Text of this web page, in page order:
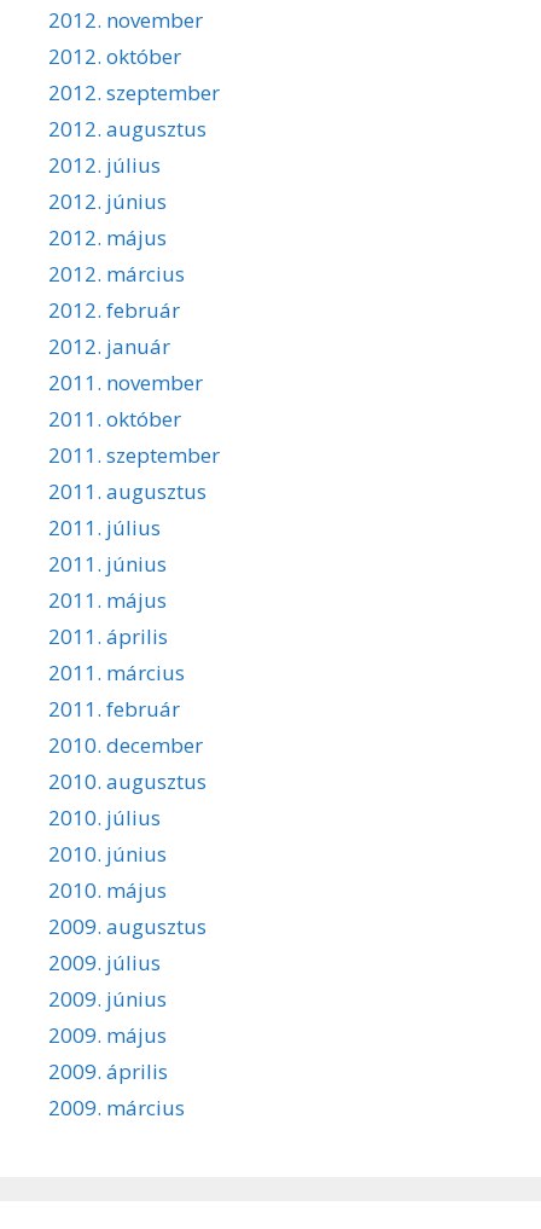
2012. november
2012. október
2012. szeptember
2012. augusztus
2012. július
2012. június
2012. május
2012. március
2012. február
2012. január
2011. november
2011. október
2011. szeptember
2011. augusztus
2011. július
2011. június
2011. május
2011. április
2011. március
2011. február
2010. december
2010. augusztus
2010. július
2010. június
2010. május
2009. augusztus
2009. július
2009. június
2009. május
2009. április
2009. március